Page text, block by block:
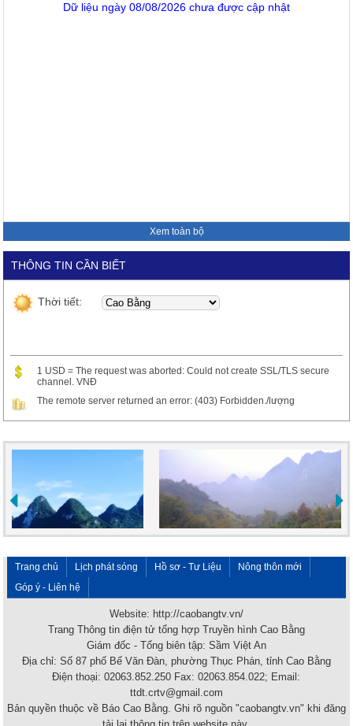
Dữ liệu ngày 08/08/2026 chưa được cập nhật
Xem toàn bộ
THÔNG TIN CẦN BIẾT
Thời tiết:
1 USD = The request was aborted: Could not create SSL/TLS secure
channel. VNĐ
The remote server returned an error: (403) Forbidden./lượng
Trang chủ Lịch phát sóng Hồ sơ - Tư Liệu
Nông thôn mới
Góp ý - Liên hệ
Website: http://caobangtv.vn/
Trang Thông tin điện tử tổng hợp Truyền hình Cao Bằng
Giám đốc - Tổng biên tập: Sầm Việt An
Địa chỉ: Số 87 phố Bế Văn Đàn, phường Thục Phán, tỉnh Cao Bằng
Điện thoại: 02063.852.250 Fax: 02063.854.022; Email:
ttdt.crtv@gmail.com
Bản quyền thuộc về Báo Cao Bằng. Ghi rõ nguồn "caobangtv.vn" khi đăng